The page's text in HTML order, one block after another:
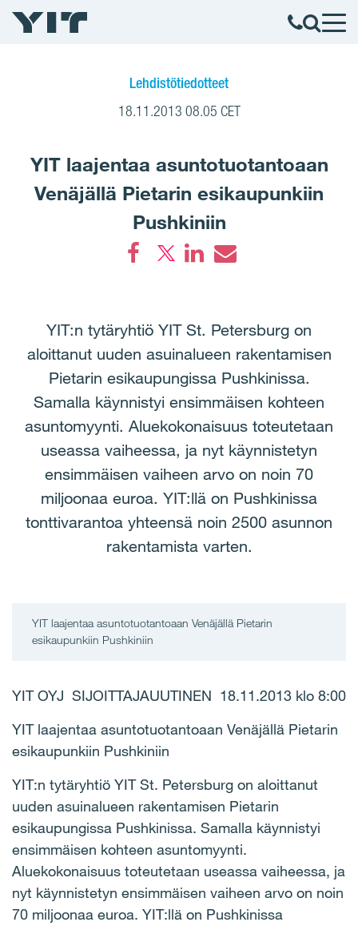
Lehdistötiedotteet
18.11.2013 08.05 CET
YIT laajentaa asuntotuotantoaan
Venäjällä Pietarin esikaupunkiin
Pushkiniin
YIT:n tytäryhtiö YIT St. Petersburg on
aloittanut uuden asuinalueen rakentamisen
Pietarin esikaupungissa Pushkinissa.
Samalla käynnistyi ensimmäisen kohteen
asuntomyynti. Aluekokonaisuus toteutetaan
useassa vaiheessa, ja nyt käynnistetyn
ensimmäisen vaiheen arvo on noin 70
miljoonaa euroa. YIT:llä on Pushkinissa
tonttivarantoa yhteensä noin 2500 asunnon
rakentamista varten.
YIT laajentaa asuntotuotantoaan Venäjällä Pietarin
esikaupunkiin Pushkiniin
YIT OYJ SIJOITTAJAUUTINEN 18.11.2013 klo 8:00
YIT laajentaa asuntotuotantoaan Venäjällä Pietarin
esikaupunkiin Pushkiniin
YIT:n tytäryhtiö YIT St. Petersburg on aloittanut
uuden asuinalueen rakentamisen Pietarin
esikaupungissa Pushkinissa. Samalla käynnistyi
ensimmäisen kohteen asuntomyynti.
Aluekokonaisuus toteutetaan useassa vaiheessa, ja
nyt käynnistetyn ensimmäisen vaiheen arvo on noin
70 miljoonaa euroa. YIT:llä on Pushkinissa